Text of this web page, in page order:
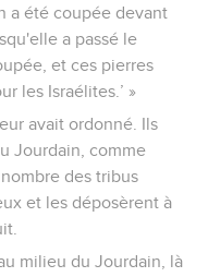
a été coupée devant
a passé le
et ces pierres
les Israélites.’ »
avait ordonné. Ils
Jourdain, comme
des tribus
et les déposèrent à
milieu du Jourdain, là